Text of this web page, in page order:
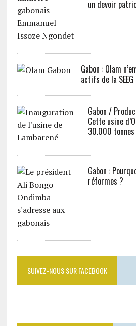
un devoir
Gabon : Olam
actifs de la SEEG
Gabon /
Cette usine
30.000
Gabon :
réformes ?
SUIVEZ-NOUS SUR FACEBOOK